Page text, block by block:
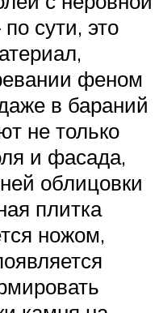
сути, это
феном
в бараний
не только
и фасада,
облицовки
плитка
ножом,